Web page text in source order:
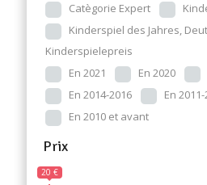
Catègorie Expert
Kinderspiel des Jahres,
Kinderspielepreis
En 2021
En 2020
En 2014-2016
En
En 2010 et avant
Prix
20 €